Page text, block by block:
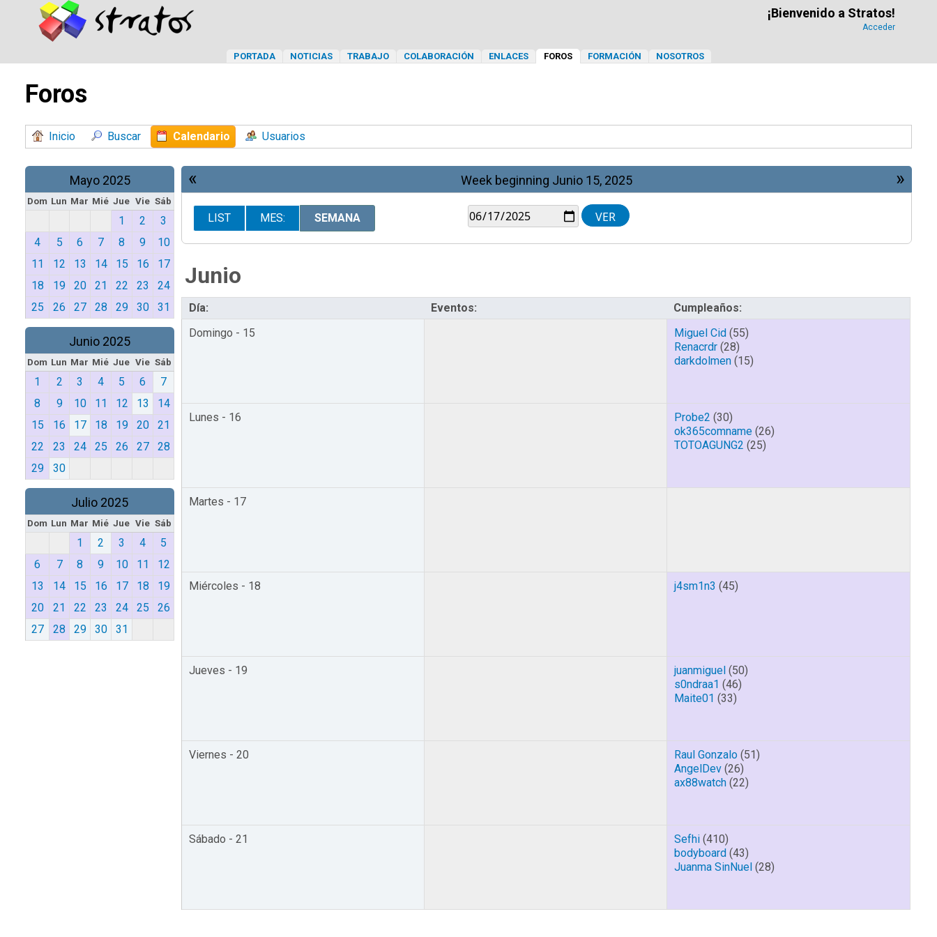
¡Bienvenido a Stratos!
Acceder
PORTADA NOTICIAS TRABAJO COLABORACIÓN ENLACES FOROS FORMACIÓN NOSOTROS
Foros
Inicio Buscar Calendario Usuarios
Mayo 2025
Dom Lun Mar Mié Jue Vie Sáb
1 2
3
4
5 6 7 8 9
10
11
12 13 14 15 16
17
18
19 20 21 22 23
24
25
26 27 28 29 30 31
Junio 2025
Dom Lun Mar Mié Jue Vie Sáb
1 2 3 4 5 6
7
8
9 10 11 12 13
14
15
16 17 18 19 20
21
22
23 24 25 26 27
28
29
30
Julio 2025
Dom Lun Mar Mié Jue Vie Sáb
1 2 3 4
5
6
7 8 9 10 11
12
13
14 15 16 17 18
19
20
21 22 23 24 25
26
27
28 29 30 31
« »
Week beginning Junio 15, 2025
LIST MES: SEMANA
Junio
Día: Eventos:
Cumpleaños:
Domingo - 15
Miguel Cid (55)
Renacrdr (28)
darkdolmen (15)
Lunes - 16 Probe2 (30)
ok365comname (26)
TOTOAGUNG2 (25)
Martes - 17
Miércoles - 18 j4sm1n3 (45)
Jueves - 19 juanmiguel (50)
s0ndraa1 (46)
Maite01 (33)
Viernes - 20 Raul Gonzalo (51)
AngelDev (26)
ax88watch (22)
Sábado - 21 Sefhi (410)
bodyboard (43)
Juanma SinNuel (28)